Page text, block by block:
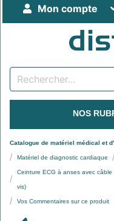
Mon compte
NOS
Catalogue de matériel médical et
Matériel de diagnostic cardiaque
Ceinture ECG à anses avec
vis)
Vos Commentaires sur ce produit